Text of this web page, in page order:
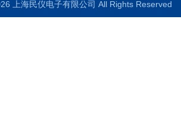
上海民仪电子有限公司 All Rights